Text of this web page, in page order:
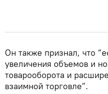
Он также признал, что
увеличения объемов и
товарооборота и
взаимной торговле”.